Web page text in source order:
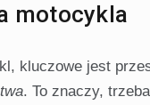
motocykla
kluczowe jest
. To znaczy,